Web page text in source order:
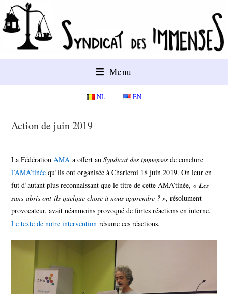
Menu
NL EN
Action de juin 2019
La Fédération AMA a offert auSyndicat des immenses de conclure
l’AMA’tinée qu’ils ont organisée à Charleroi 18 juin 2019. On leur en
fut d’autant plus reconnaissant que le titre de cette AMA’tinée, « Les
sans-abris ont-ils quelque chose à nous apprendre ? », résolument
provocateur, avait néanmoins provoqué de fortes réactions en interne.
Le texte de notre intervention résume ces réactions.